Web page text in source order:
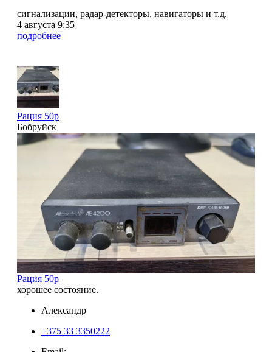
сигнализации, радар-детекторы, навигаторы и т.д.
4 августа 9:35
подробнее
Рация 50р
Бобруйск
Рация 50р
хорошее состояние.
Александр
+375 33 3350222